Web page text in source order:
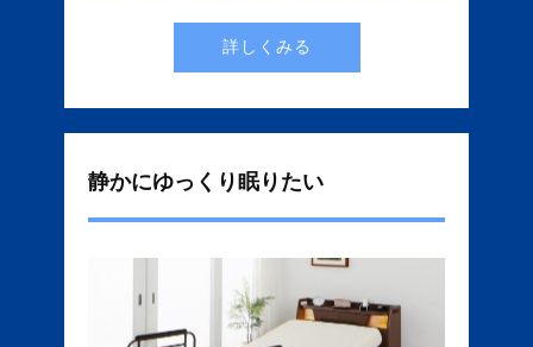
詳しくみる
静かにゆっくり眠りたい